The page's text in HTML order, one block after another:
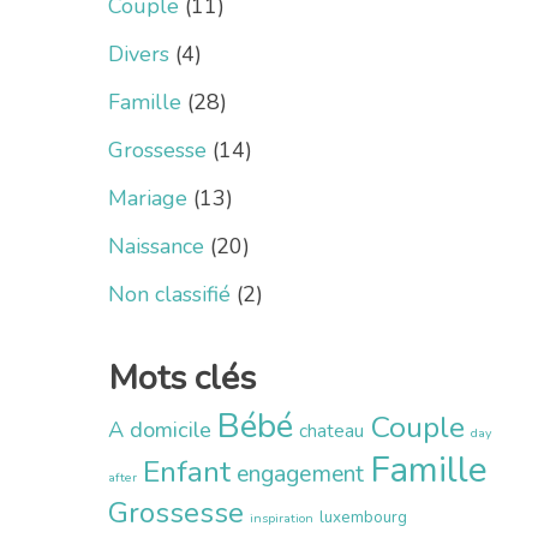
Couple (11)
Divers(4)
Famille (28)
Grossesse (14)
Mariage (13)
Naissance (20)
Non classifié (2)
Mots clés
A domicile Bébé chateau Couple day
after Enfant engagement Famille
Grossesse inspiration luxembourg